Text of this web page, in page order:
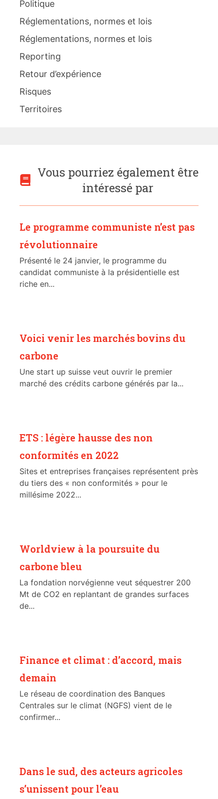
Politique
Réglementations, normes et lois
Réglementations, normes et lois
Reporting
Retour d’expérience
Risques
Territoires
Vous pourriez également être
intéressé par
Le programme communiste n’est pas
révolutionnaire
Présenté le 24 janvier, le programme du
candidat communiste à la présidentielle est
riche en...
Voici venir les marchés bovins du
carbone
Une start up suisse veut ouvrir le premier
marché des crédits carbone générés par la...
ETS : légère hausse des non
conformités en 2022
Sites et entreprises françaises représentent près
du tiers des « non conformités » pour le
millésime 2022...
Worldview à la poursuite du
carbone bleu
La fondation norvégienne veut séquestrer 200
Mt de CO2 en replantant de grandes surfaces
de...
Finance et climat : d’accord, mais
demain
Le réseau de coordination des Banques
Centrales sur le climat (NGFS) vient de le
confirmer...
Dans le sud, des acteurs agricoles
s’unissent pour l’eau